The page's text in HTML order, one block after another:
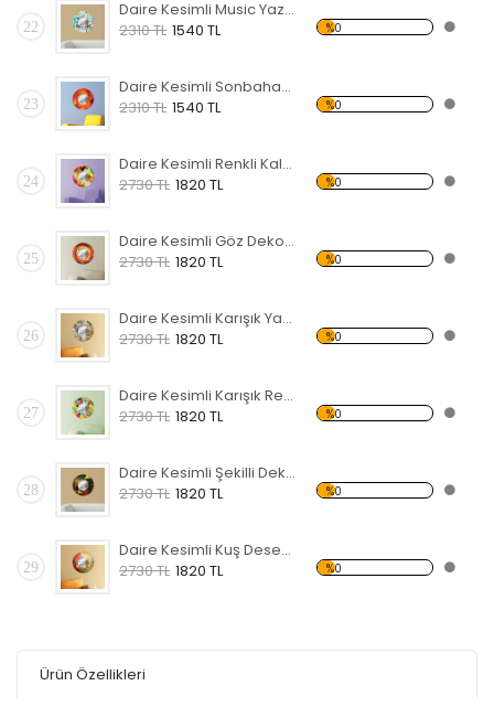
22
Daire Kesimli Music Yazılı Dekoratif Ahşap Çerçeveli Ayna
2310 TL 1540 TL %0
23
Daire Kesimli Sonbahar Dekoratif Ahşap Çerçeveli Ayna
2310 TL 1540 TL %0
24
Daire Kesimli Renkli Kalpli Dekoratif Ahşap Çerçeveli Ayna
2730 TL 1820 TL %0
25
Daire Kesimli Göz Dekoratif Ahşap Çerçeveli Ayna
2730 TL 1820 TL %0
26
Daire Kesimli Karışık Yazılı Dekoratif Ahşap Çerçeveli Ayna
2730 TL 1820 TL %0
27
Daire Kesimli Karışık Renkler Dekoratif Ahşap Çerçeveli Ayna
2730 TL 1820 TL %0
28
Daire Kesimli Şekilli Dekoratif Ahşap Çerçeveli Ayna
2730 TL 1820 TL %0
29
Daire Kesimli Kuş Desenli Dekoratif Ahşap Çerçeveli Ayna
2730 TL 1820 TL %0
Ürün Özellikleri